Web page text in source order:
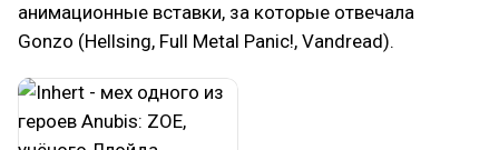
анимационные вставки, за которые отвечала
Gonzo (Hellsing, Full Metal Panic!, Vandread).